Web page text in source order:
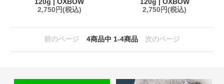
120g | OXBOW
2,750円(税込)
120g | OXBOW
2,750円(税込)
前のページ 4商品中 1-4商品 次のページ